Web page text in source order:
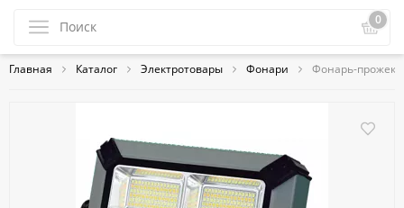
0
Главная Каталог Электротовары Фонари Фонарь-